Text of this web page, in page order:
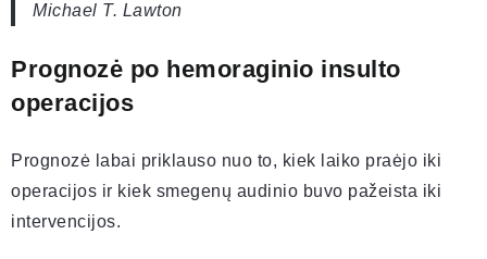
Michael T. Lawton
Prognozė po hemoraginio insulto
operacijos
Prognozė labai priklauso nuo to, kiek laiko praėjo iki
operacijos ir kiek smegenų audinio buvo pažeista iki
intervencijos.